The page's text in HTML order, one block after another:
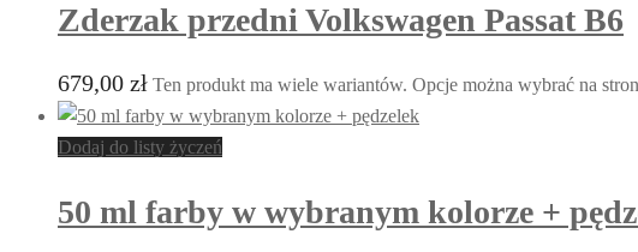
Zderzak przedni Volkswagen Passat B6
679,00 zł Ten produkt ma wiele wariantów. Opcje można wybrać na
Dodaj do listy życzeń
50 ml farby w wybranym kolorze +